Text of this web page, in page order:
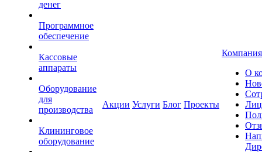
денег
Программное
обеспечение
Кассовые
аппараты
Оборудование
для
производства
Клининговое
оборудование
Акции Услуги Блог Проекты
Компания
О